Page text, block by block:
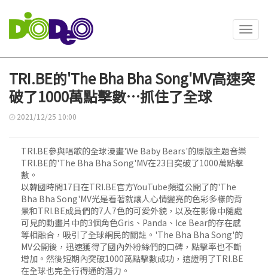
TRI.BE的'The Bha Bha Song'MV高速突
破了1000萬點擊數…抓住了全球
2021/12/25 10:00
TRI.BE參與唱歌的全球漫畫'We Baby Bears'的原版主題音樂
TRI.BE的'The Bha Bha Song'MV在23日突破了1000萬點擊
數。
以韓國時間17日在TRI.BE官方YouTube頻道公開了的'The
Bha Bha Song'MV光是看著就讓人心情變亮的色彩多樣的背
景和TRI.BE成員們的7人7色的可愛外貌，以及在影像中隨處
可見的動畫片中的3個角色Gris、Panda、Ice Bear的存在感
等相融合，吸引了全球網民的關註。'The Bha Bha Song'的
MV公開後，迅速獲得了國內外粉絲們的口碑，點擊率也不斷
增加。然後短期內突破1000萬點擊數成功，這證明了TRI.BE
在全球也完全行得通的潛力。